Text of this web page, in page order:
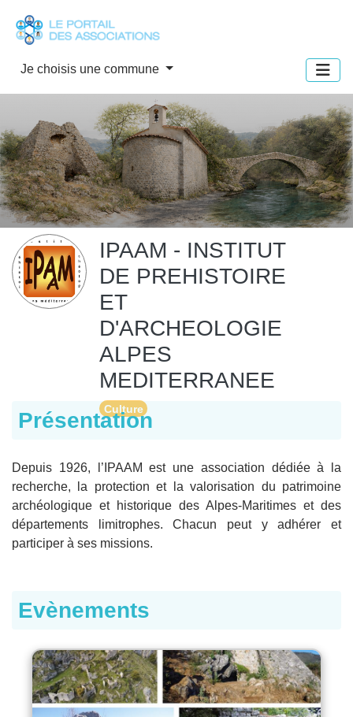
Je choisis une commune
IPAAM - INSTITUT
DE PREHISTOIRE
ET
D'ARCHEOLOGIE
ALPES
MEDITERRANEE
Culture
Présentation
Depuis 1926, l’IPAAM est une association dédiée à la
recherche, la protection et la valorisation du patrimoine
archéologique et historique des Alpes-Maritimes et des
départements limitrophes. Chacun peut y adhérer et
participer à ses missions.
Evènements